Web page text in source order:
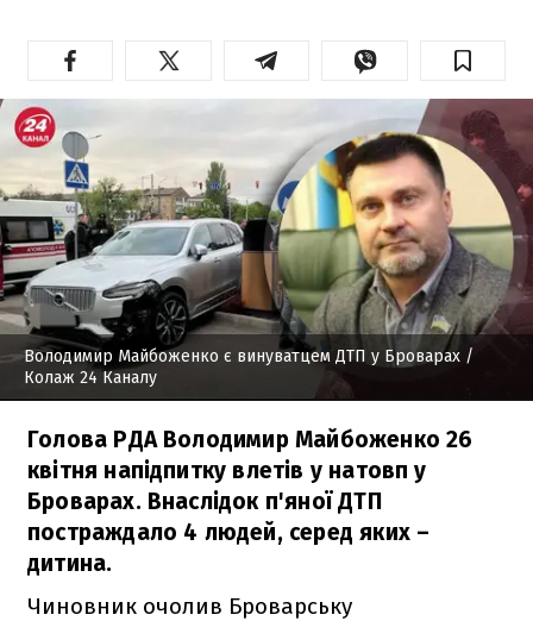
Володимир Майбоженко є винуватцем ДТП у Броварах /
Колаж 24 Каналу
Голова РДА Володимир Майбоженко 26
квітня напідпитку влетів у натовп у
Броварах. Внаслідок п'яної ДТП
постраждало 4 людей, серед яких –
дитина.
Чиновник очолив Броварську